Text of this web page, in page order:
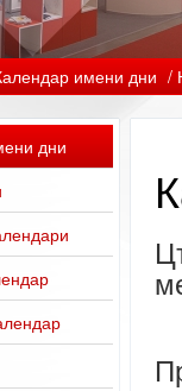
имени дни /
дни